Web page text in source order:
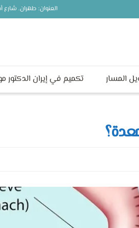
العنوان: طهران. شارع
المسار تكميم في إيران